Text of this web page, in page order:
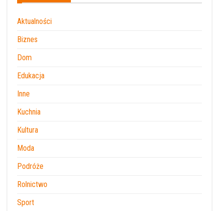
Aktualności
Biznes
Dom
Edukacja
Inne
Kuchnia
Kultura
Moda
Podróże
Rolnictwo
Sport